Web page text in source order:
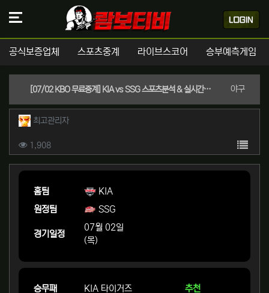
공식보증업체 스포츠중계 라이브스코어 승부예측게임
[07/02 KBO 무료중계] KIA vs SSG 스포츠분석 & 실시간좌표 (KIA -1.5 핸디캡 / 언오버 10.5) 야구분류
작성자 정보
최고관리자작성
컨텐츠 정보
1,908조회 목록
본문
홈팀
KIA
원정팀
SSG
경기일정
07월 02일
(목)
승무패 KIA 타이거즈
추천